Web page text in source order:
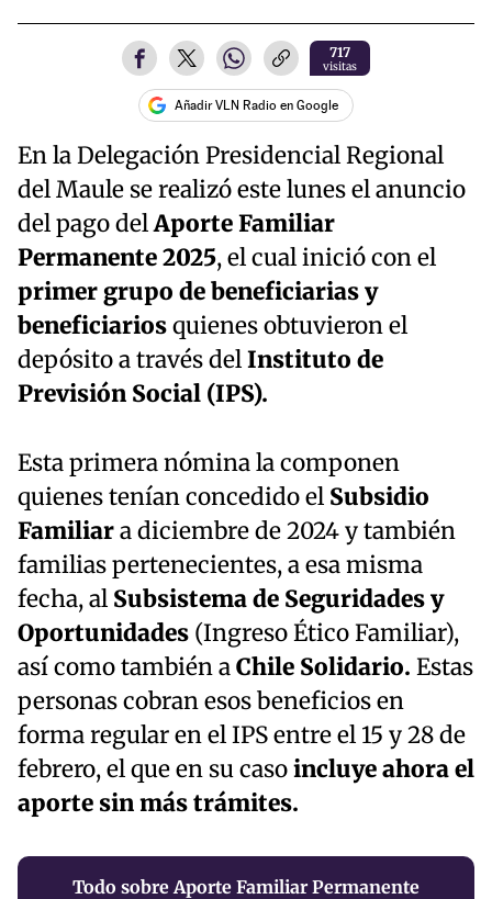
717
visitas
Añadir VLN Radio en Google
En la Delegación Presidencial Regional
del Maule se realizó este lunes el anuncio
del pago delAporte Familiar
Permanente 2025, el cual inició con el
primer grupo de beneficiarias y
beneficiariosquienes obtuvieron el
depósito a través delInstituto de
Previsión Social (IPS).
Esta primera nómina la componen
quienes tenían concedido el Subsidio
Familiara diciembre de 2024 y también
familias pertenecientes, a esa misma
fecha, al Subsistemade Seguridades y
Oportunidades (Ingreso Ético Familiar),
así como también aChile Solidario. Estas
personas cobran esos beneficios en
forma regular en el IPS entre el 15 y 28 de
febrero, el que en su casoincluye ahora el
aporte sin más trámites.
Todo sobre Aporte Familiar Permanente